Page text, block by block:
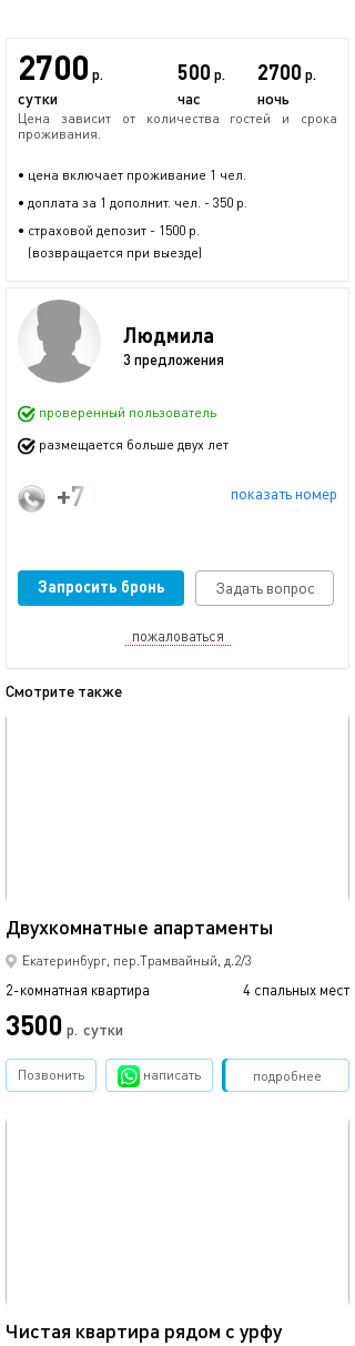
2700 р.
сутки
500 р.
час
2700 р.
ночь
Цена зависит от количества гостей и срока
проживания.
• цена включает проживание 1 чел.
• доплата за 1 дополнит. чел. - 350 р.
• страховой депозит - 1500 р.
(возвращается при выезде)
Людмила
3 предложения
проверенный пользователь
размещается больше двух лет
показать номер
+7 (904) 987-97-20
Запросить бронь Задать вопрос
пожаловаться
Смотрите также
Двухкомнатные апартаменты
Екатеринбург, пер.Трамвайный, д.2/3
2-комнатная квартира 4 спальных мест
3500 р. сутки
подробнее
Позвонить написать Забронировать
Чистая квартира рядом с урфу